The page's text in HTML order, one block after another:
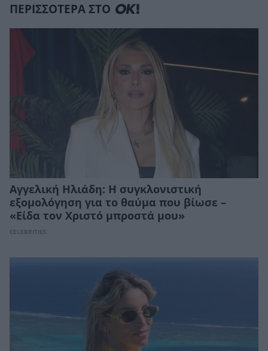
ΠΕΡΙΣΣΟΤΕΡΑ ΣΤΟ
Αγγελική Ηλιάδη: Η συγκλονιστική
εξομολόγηση για το θαύμα που βίωσε –
«Είδα τον Χριστό μπροστά μου»
CELEBRITIES